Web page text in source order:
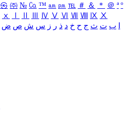
㉿ ㈜ № ㏇ ™ ㏂ ㏘ ℡ ＃ ＆ ＊ ＠ ª º
ⅹ Ⅳ Ⅴ Ⅵ Ⅶ Ⅷ Ⅸ Ⅹ
ب ت ث ج ح خ د ذ ر ز س ش ص ض